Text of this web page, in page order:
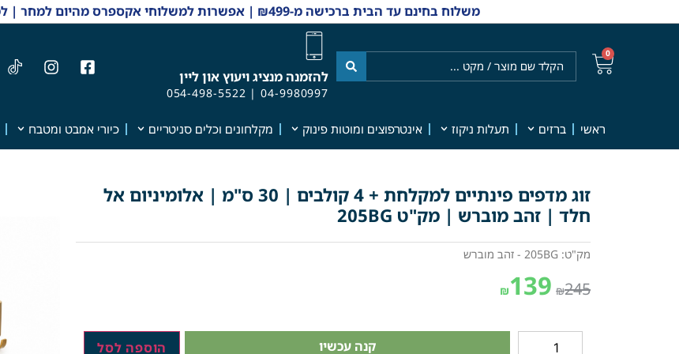
משלוח בחינם עד הבית ברכישה מ-₪499 | אפשרות למשלוחי אקספרס מהיום למחר | למענה אנושי והזמנות 04-9980997
0
להזמנה מנציג ויעוץ און ליין
04-9980997
|
054-498-5522
ראשי ברזים תעלות ניקוז אינטרפוצים ומוטות פינוק מקלחונים וכלים סניטריים כיורי אמבט ומטבח
זוג מדפים פינתיים למקלחת + 4 קולבים | 30 ס"מ | אלומיניום אל
חלד | זהב מוברש | מק"ט 205BG
מק"ט: 205BG - זהב מוברש
₪245
₪139
קנה עכשיו הוספה לסל